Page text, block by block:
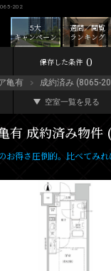
202
週間／閲覧
ランキング
5大
キャンペーン
保存した条件 0
亀有 成約済み (8065-
空室一覧を見る
有 成約済み物
お得さ圧倒的。比べてみ